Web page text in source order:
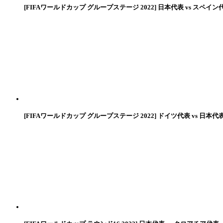
[FIFAワールドカップ グループステージ 2022] 日本代表 vs スペイン
[FIFAワールドカップ グループステージ 2022] ドイツ代表 vs 日本代